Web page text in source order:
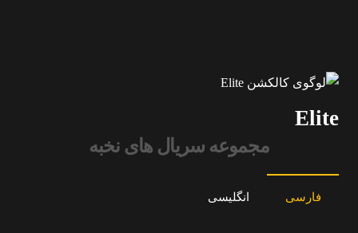
Elite
مجموعه سریال های نخبه
فارسی انگلیسی